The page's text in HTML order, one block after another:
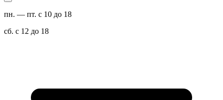
пн. — пт. с 10 до 18
сб. с 12 до 18